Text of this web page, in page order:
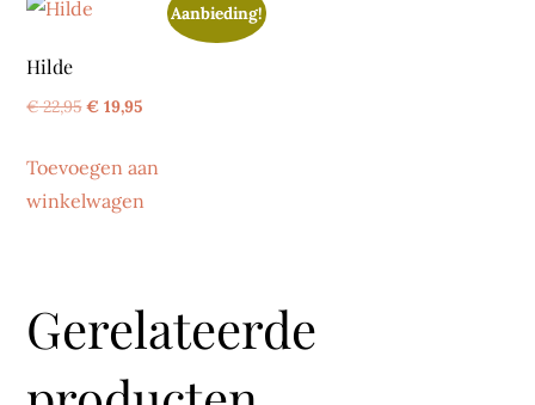
Aanbieding!
Hilde
€22,95Oorspronkelijke
was:
€ 22,95.
€ 19,95Huidige
is:
€ 19,95.
Toevoegen aan
winkelwagen
Gerelateerde